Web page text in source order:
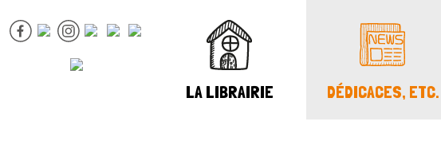
LA LIBRAIRIE DÉDICACES, ETC.